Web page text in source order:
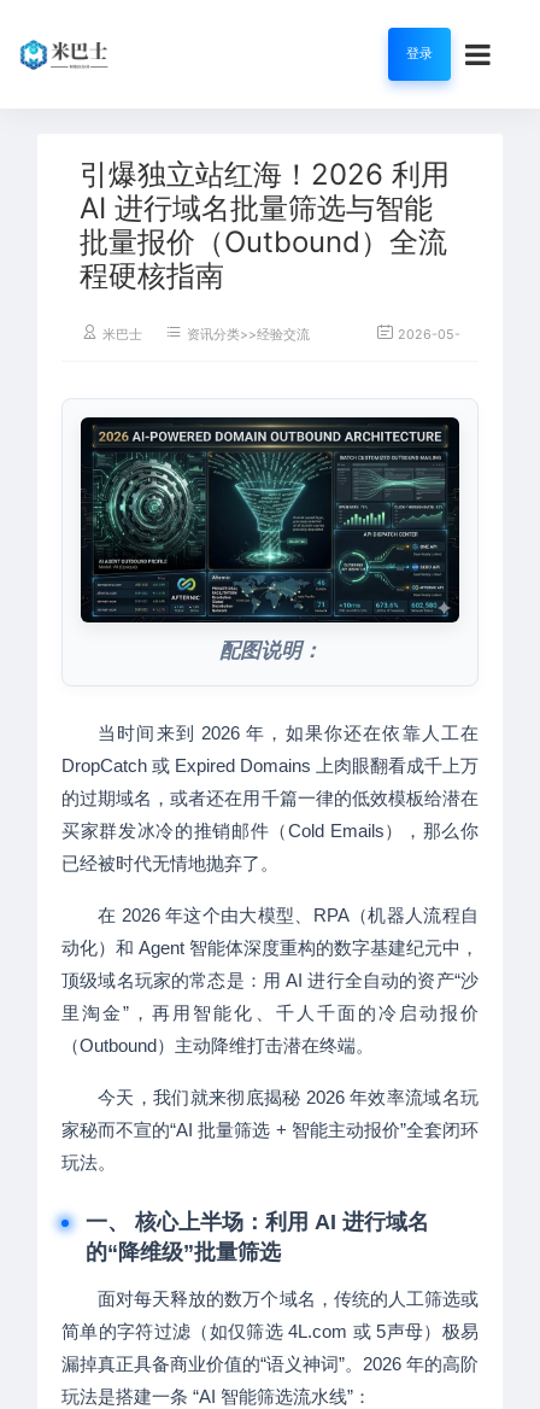
登录
引爆独立站红海！2026 利用
AI 进行域名批量筛选与智能
批量报价（Outbound）全流
程硬核指南
米巴士 资讯分类>>经验交流 2026-05-26
配图说明：
当时间来到 2026 年，如果你还在依靠人工在
DropCatch 或 Expired Domains 上肉眼翻看成千上万
的过期域名，或者还在用千篇一律的低效模板给潜在
买家群发冰冷的推销邮件（Cold Emails），那么你
已经被时代无情地抛弃了。
在 2026 年这个由大模型、RPA（机器人流程自
动化）和 Agent 智能体深度重构的数字基建纪元中，
顶级域名玩家的常态是：用 AI 进行全自动的资产“沙
里淘金”，再用智能化、千人千面的冷启动报价
（Outbound）主动降维打击潜在终端。
今天，我们就来彻底揭秘 2026 年效率流域名玩
家秘而不宣的“AI 批量筛选 + 智能主动报价”全套闭环
玩法。
一、 核心上半场：利用 AI 进行域名
的“降维级”批量筛选
面对每天释放的数万个域名，传统的人工筛选或
简单的字符过滤（如仅筛选 4L.com 或 5声母）极易
漏掉真正具备商业价值的“语义神词”。2026 年的高阶
玩法是搭建一条 “AI 智能筛选流水线”：